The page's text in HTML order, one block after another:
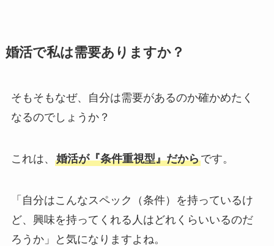
婚活で私は需要ありますか？
そもそもなぜ、自分は需要があるのか確かめたく
なるのでしょうか？
これは、 婚活が『条件重視型』だからです。
「自分はこんなスペック（条件）を持っているけ
ど、興味を持ってくれる人はどれくらいいるのだ
ろうか」と気になりますよね。